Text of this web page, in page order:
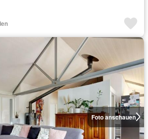
Foto anschauen